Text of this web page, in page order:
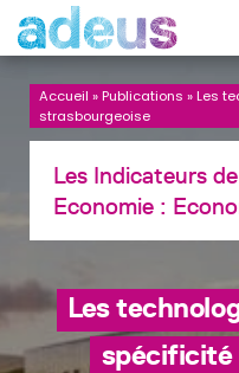
Accueil »Publications »Les
strasbourgeoise
Les Indicateurs
Economie :
Les
spécificité
Panneau de gestion des